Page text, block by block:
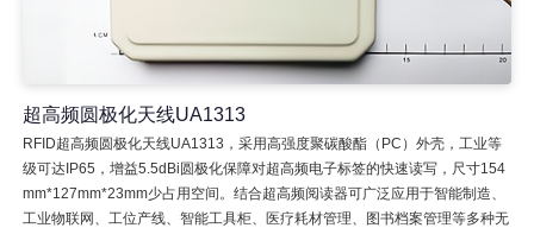
超高频圆极化天线UA1313
RFID超高频圆极化天线UA1313，采用高强度聚碳酸酯（PC）外壳，工业等
级可达IP65，增益5.5dBi圆极化保障对超高频电子标签的快速读写，尺寸154
mm*127mm*23mm少占用空间。结合超高频阅读器可广泛应用于智能制造、
工业物联网、工位产线、智能工具柜、医疗耗材管理、图书档案管理等多种无